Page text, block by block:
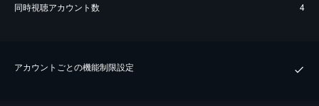
同時視聴アカウント数 4
アカウントごとの機能制限設定